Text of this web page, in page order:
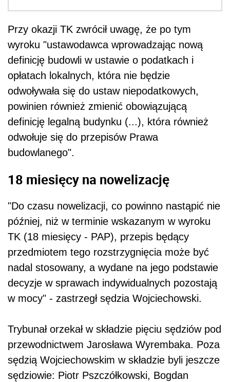
Przy okazji TK zwrócił uwagę, że po tym
wyroku "ustawodawca wprowadzając nową
definicję budowli w ustawie o podatkach i
opłatach lokalnych, która nie będzie
odwoływała się do ustaw niepodatkowych,
powinien również zmienić obowiązującą
definicję legalną budynku (...), która również
odwołuje się do przepisów Prawa
budowlanego".
18 miesięcy na nowelizację
"Do czasu nowelizacji, co powinno nastąpić nie
później, niż w terminie wskazanym w wyroku
TK (18 miesięcy - PAP), przepis będący
przedmiotem tego rozstrzygnięcia może być
nadal stosowany, a wydane na jego podstawie
decyzje w sprawach indywidualnych pozostają
w mocy" - zastrzegł sędzia Wojciechowski.
Trybunał orzekał w składzie pięciu sędziów pod
przewodnictwem Jarosława Wyrembaka. Poza
sędzią Wojciechowskim w składzie byli jeszcze
sędziowie: Piotr Pszczółkowski, Bogdan